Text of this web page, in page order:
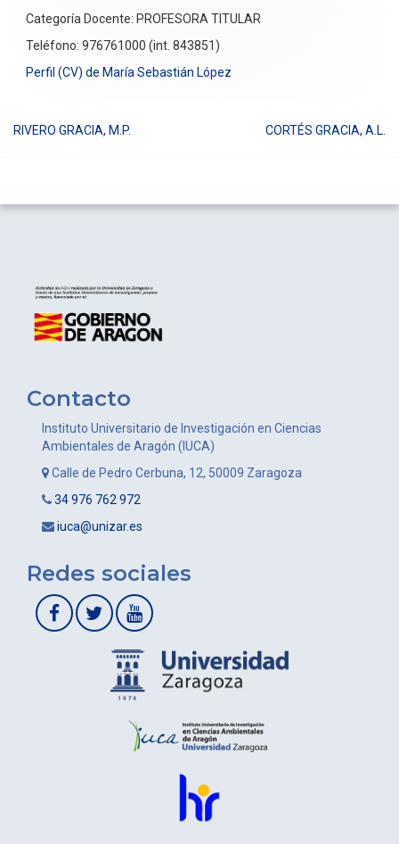
Categoría Docente: PROFESORA TITULAR
Teléfono: 976761000 (int. 843851)
Perfil (CV) de María Sebastián López
entradas
RIVERO GRACIA, M.P. CORTÉS GRACIA, A.L.
Contacto
Instituto Universitario de Investigación en Ciencias
Ambientales de Aragón (IUCA)
Calle de Pedro Cerbuna, 12, 50009 Zaragoza
34 976 762 972
iuca@unizar.es
Redes sociales